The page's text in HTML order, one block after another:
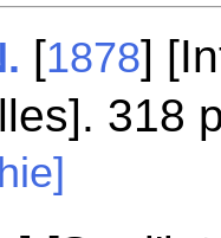
[1878]
318